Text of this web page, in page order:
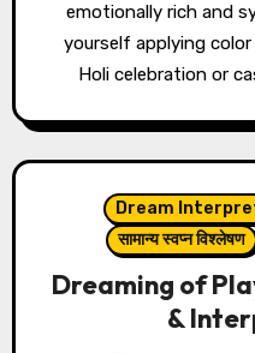
emotionally rich and
yourself applying
Holi celebration or
Dream
सामान्य स्वप्न विश्लेषण
Dreaming of
&